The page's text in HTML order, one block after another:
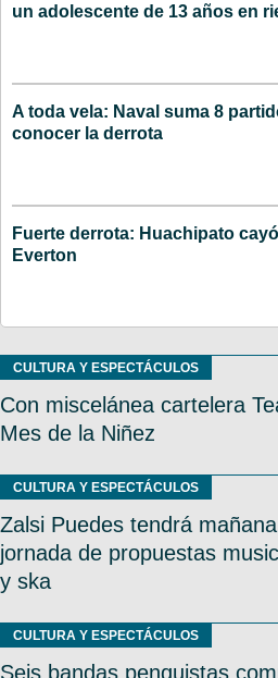
un adolescente de 13 años en
A toda vela: Naval suma 8
conocer la derrota
Fuerte derrota: Huachipato
Everton
CULTURA Y ESPECTÁCULOS
Con miscelánea cartelera
Mes de la Niñez
CULTURA Y ESPECTÁCULOS
Zalsi Puedes tendrá
jornada de propuestas
y ska
CULTURA Y ESPECTÁCULOS
Seis bandas penquistas